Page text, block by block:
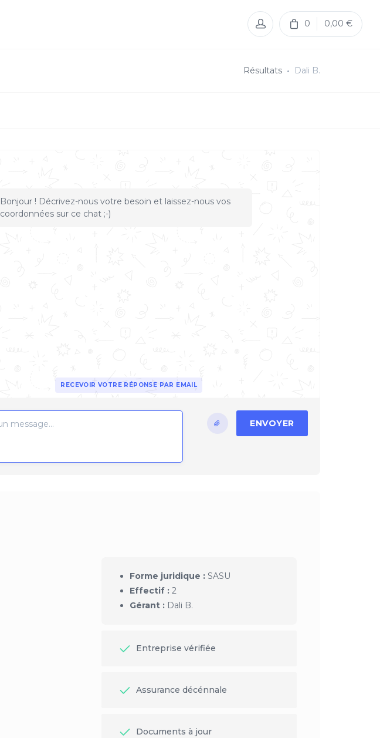
0 0,00 €
Résultats Dali B.
Bonjour ! Décrivez-nous votre besoin et laissez-nous vos
coordonnées sur ce chat ;-)
RECEVOIR VOTRE RÉPONSE PAR EMAIL
ENVOYER
Forme juridique :SASU
Effectif :2
Gérant :Dali B.
Entreprise vérifiée
Assurance décénnale
Documents à jour